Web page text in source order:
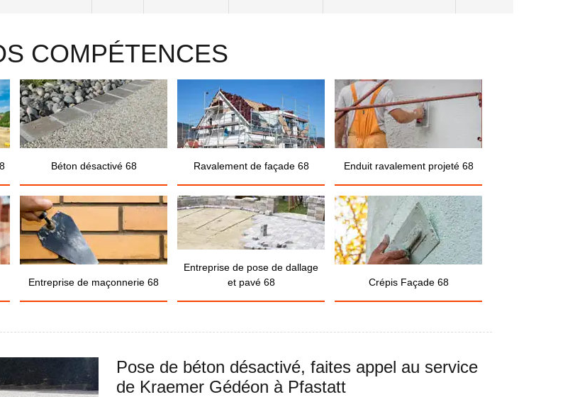
COMPÉTENCES
Béton désactivé 68 Ravalement de façade 68 Enduit ravalement projeté 68
Entreprise de maçonnerie 68
Entreprise de pose de dallage
et pavé 68
Crépis Façade 68
Pose de béton désactivé, faites appel au service
de Kraemer Gédéon à Pfastatt